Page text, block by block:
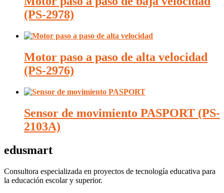
(PS-2978)
Motor paso a paso de alta velocidad
(PS-2976)
Sensor de movimiento PASPORT (PS-
2103A)
edusmart
Consultora especializada en proyectos de tecnología educativa para
la educación escolar y superior.